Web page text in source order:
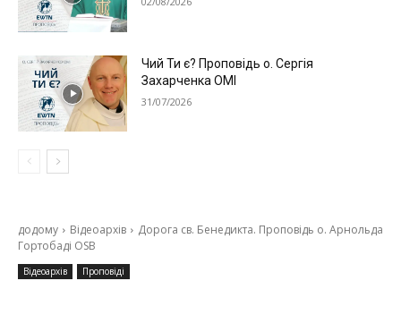
Чий Ти є? Проповідь о. Сергія
Захарченка ОМІ
31/07/2026